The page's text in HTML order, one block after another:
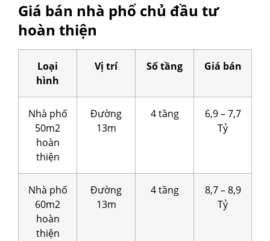
Giá bán nhà phố chủ đầu tư
hoàn thiện
Loại
hình
Vị trí Số tầng Giá bán
Nhà phố
50m2
hoàn
thiện
Đường
13m
4 tầng
6,9 – 7,7
Tỷ
Nhà phố
60m2
hoàn
thiện
Đường
13m
4 tầng
8,7 – 8,9
Tỷ